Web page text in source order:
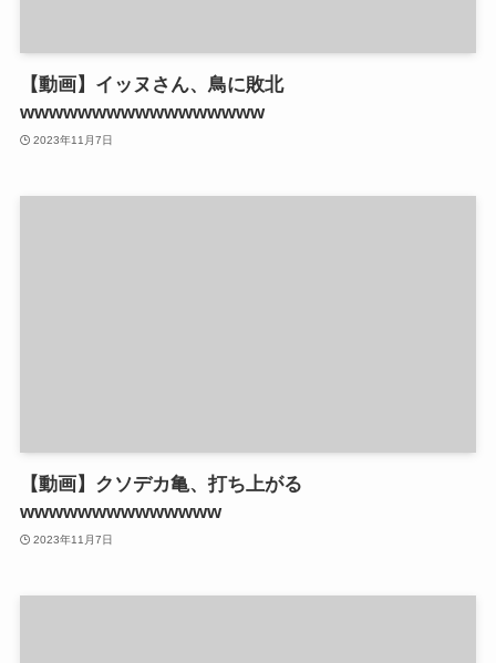
【動画】イッヌさん、鳥に敗北
wwwwwwwwwwwwwwwww
2023年11月7日
【動画】クソデカ亀、打ち上がる
wwwwwwwwwwwwww
2023年11月7日